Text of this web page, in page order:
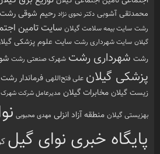
محمدتقی آشوبی دکتر نحوی نژاد رحیم شوقیرشت
رشت سایت بیمه سلامت گیلان سایت تامین
گیلان سایت شهرداری رشت سایت علوم پزشکی
رشت شهرداری رشت شهرک صنعتی رشت
پزشکی گیلان علی فتح‌اللهی فرماندار رشت
زیست گیلانمخابرات گیلان مدیرعامل شرکت
بهزیستی گیلان منطقه آزاد انزلی مهدی محبوبی
پایگاه خبری نوای گیل